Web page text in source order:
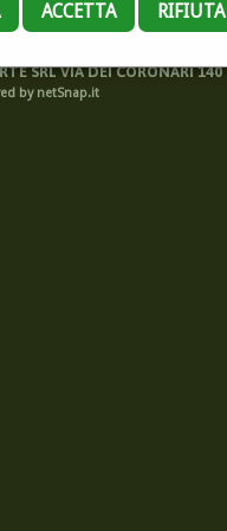
ACCETTA
SRL VIA DEI CORONARI
by netSnap.it